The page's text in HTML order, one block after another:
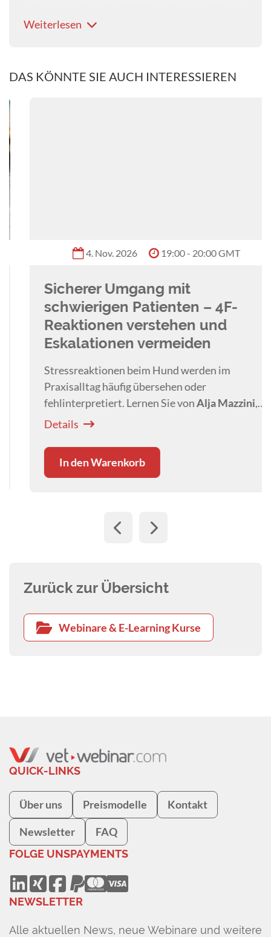
Kommunikation in der Tierarztpraxis
Spiegel“ (Thieme Verlag)
Weiterlesen
DAS KÖNNTE SIE AUCH INTERESSIEREN
4. Nov. 2026 19:00 - 20:00 GMT
Sicherer Umgang mit
schwierigen Patienten – 4F-
Reaktionen verstehen und
Eskalationen vermeiden
Stressreaktionen beim Hund werden im
Praxisalltag häufig übersehen oder
fehlinterpretiert. Lernen Sie vonAlja Mazzini,
Stresssignale frühzeitig zu erkennen und
Details
In den Warenkorb
Zurück zur Übersicht
Webinare & E-Learning Kurse
QUICK-LINKS
Über uns Preismodelle Kontakt
Newsletter FAQ
FOLGE UNSPAYMENTS
NEWSLETTER
Alle aktuellen News, neue Webinare und weitere